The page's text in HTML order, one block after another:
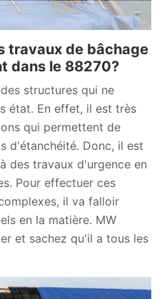
travaux de bâchage
dans le 88270?
structures qui ne
état. En effet, il est très
qui permettent de
d'étanchéité. Donc, il est
des travaux d'urgence en
Pour effectuer ces
il va falloir
en la matière. MW
et sachez qu'il a tous les